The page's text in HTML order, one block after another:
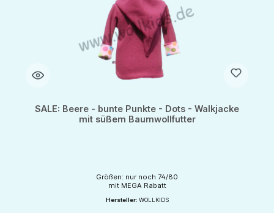
SALE: Beere - bunte Punkte - Dots - Walkjacke
mit süßem Baumwollfutter
Größen: nur noch 74/80
mit MEGA Rabatt
Hersteller: WOLLKIDS